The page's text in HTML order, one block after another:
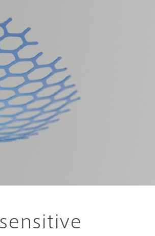
sensitive